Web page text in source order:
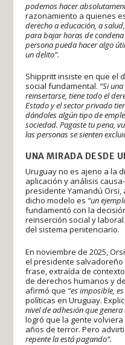
podemos hacer
razonamiento a quienes
derecho a educación, a
para bajar horas de
persona pueda hacer algo
un delito”.
Shippritt insiste en que el
social fundamental. “Si
reinsertarse, tiene todo el
Estado y el sector privado
dándoles algún tipo de
sociedad. Pagaste tu pena,
las personas se sienten
UNA MIRADA DESDE
Uruguay no es ajeno a la
aplicación y análisis
presidente Yamandú
dicho modelo es “un
fundamentó con la
reinserción social y
del sistema penitenciario.
En noviembre de 2025,
el presidente salvadoreño
frase, extraída de
de derechos humanos y
afirmó que “es imposible,
políticas en Uruguay.
nivel de adhesión que
logró que la gente
años de terror. Pero
repente la está pagando”.